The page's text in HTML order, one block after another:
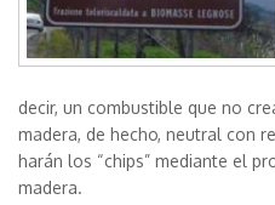
decir, un combustible que no
madera, de hecho, neutral con
harán los “chips” mediante el
madera.